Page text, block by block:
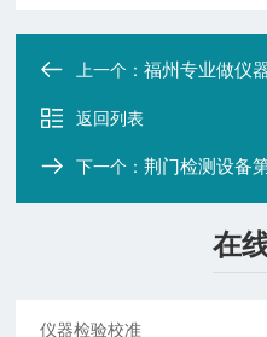
上一个：福州专业做仪器
返回列表
下一个：荆门检测设备
在